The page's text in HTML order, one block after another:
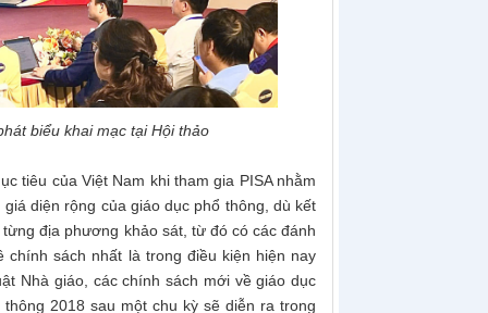
biểu khai mạc tại Hội thảo
tiêu của Việt Nam khi tham gia PISA nhằm
diện rộng của giáo dục phổ thông, dù kết
địa phương khảo sát, từ đó có các đánh
sách nhất là trong điều kiện hiện nay
Nhà giáo, các chính sách mới về giáo dục
2018 sau một chu kỳ sẽ diễn ra trong